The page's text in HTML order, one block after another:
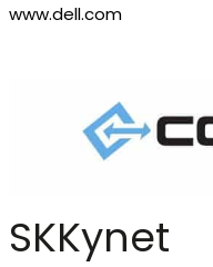
www.dell.com
SKKynet